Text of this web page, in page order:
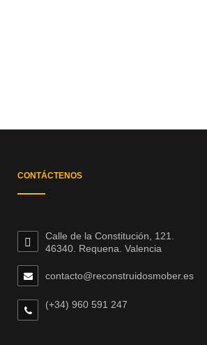
CONTÁCTENOS
Calle de la Constitución, 121.
46340. Requena. Valencia
contacto@reconstruidosmober.es
(+34) 960 591 247